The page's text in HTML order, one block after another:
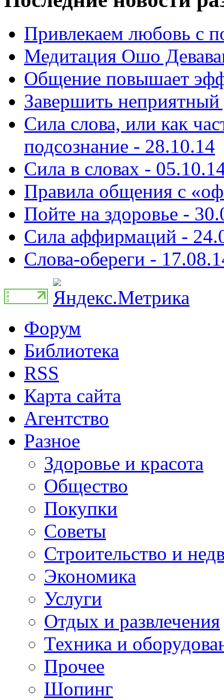
Привлекаем любовь с
Медитация Ошо
Общение повышает
Завершить
Сила слова, или как
подсознание - 28.10.14
Сила в словах -
Правила общения с
Пойте на здоровье -
Сила аффирмаций -
Слова-обереги -
Форум
Библиотека
RSS
Карта сайта
Агентство
Разное
Здоровье и красота
Общество
Покупки
Советы
Строительство и
Экономика
Услуги
Отдых и развлечения
Техника и
Прочее
Шопинг